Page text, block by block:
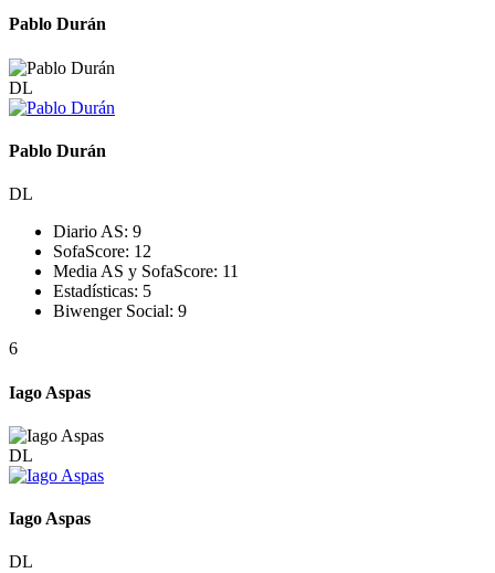
Pablo Durán
DL
Pablo Durán
DL
Diario AS: 9
SofaScore: 12
Media AS y SofaScore: 11
Estadísticas: 5
Biwenger Social: 9
6
Iago Aspas
DL
Iago Aspas
DL